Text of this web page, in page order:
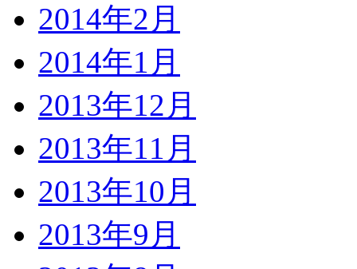
2014年2月
2014年1月
2013年12月
2013年11月
2013年10月
2013年9月